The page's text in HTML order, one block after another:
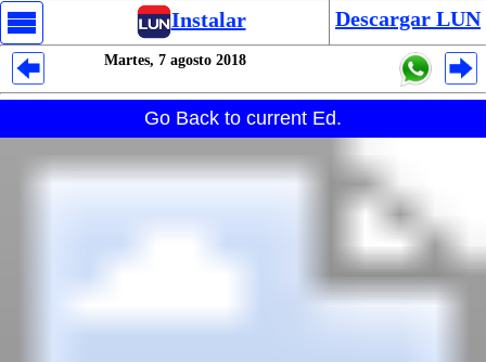
Instalar Descargar LUN
Martes, 7 agosto 2018
Go Back to current Ed.
Despliegues Analytics
Despliegues Totales
Despliegues por Rubros